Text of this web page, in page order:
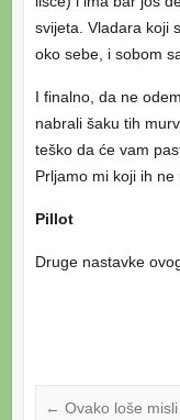
svijeta. Vladara koji
oko sebe, i sobom
I finalno, da ne
nabrali šaku tih
teško da će vam
Prljamo mi koji ih ne
Pillot
Druge nastavke
← Ovako loše